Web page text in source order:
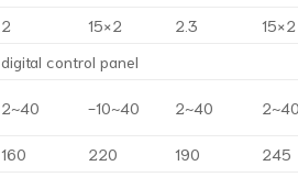
2 15×2 2.3
15×2
digital control panel
2~40 -10~40 2~40
160 220 190
245